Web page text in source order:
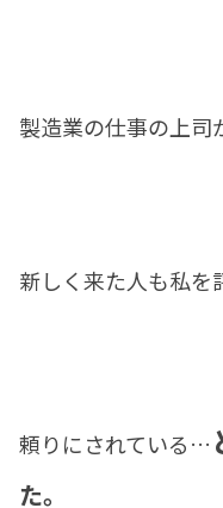
製造業の仕事の上司
新しく来た人も私を
頼りにされている…
た。